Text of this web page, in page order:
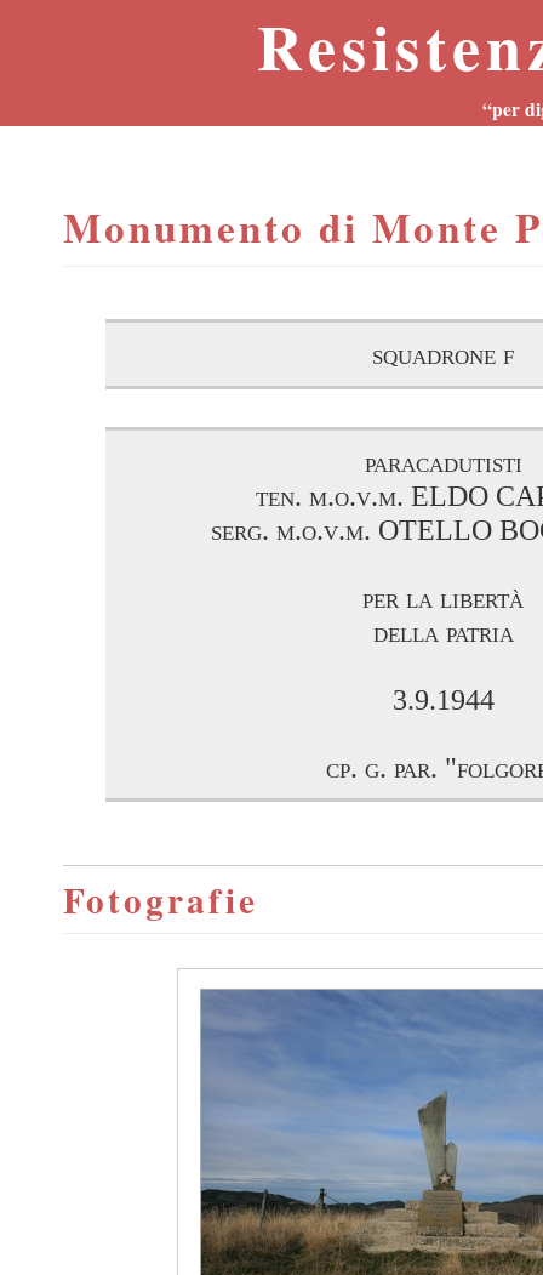
“per
Monumento di Monte
squadrone f
paracadutisti
ten. m.o.v.m. ELDO
serg. m.o.v.m. OTELLO
per la libertà
della patria
3.9.1944
cp. g. par.
Fotografie